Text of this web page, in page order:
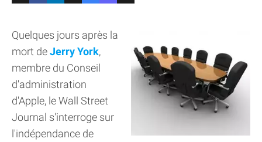
Quelques jours après la
mort deJerry York,
membre du Conseil
d'administration
d'Apple, le Wall Street
Journal s'interroge sur
l'indépendance de